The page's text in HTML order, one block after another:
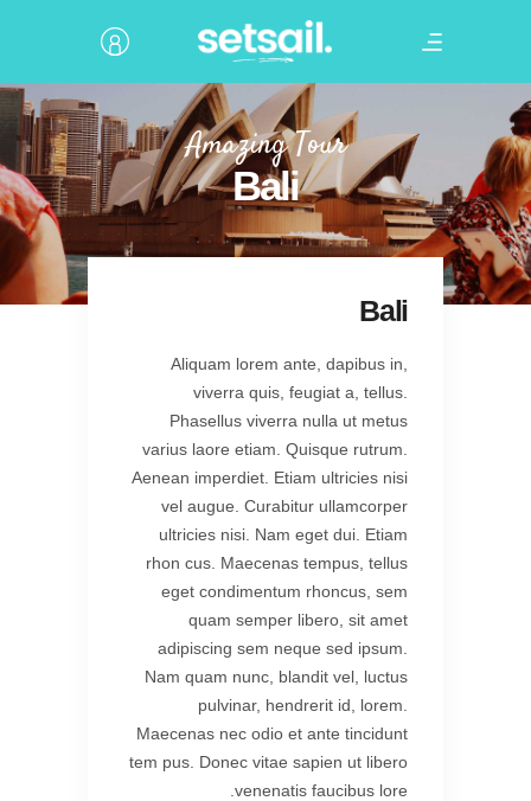
Amazing Tour
Bali
Bali
Aliquam lorem ante, dapibus in,
viverra quis, feugiat a, tellus.
Phasellus viverra nulla ut metus
varius laore etiam. Quisque rutrum.
Aenean imperdiet. Etiam ultricies nisi
vel augue. Curabitur ullamcorper
ultricies nisi. Nam eget dui. Etiam
rhon cus. Maecenas tempus, tellus
eget condimentum rhoncus, sem
quam semper libero, sit amet
adipiscing sem neque sed ipsum.
Nam quam nunc, blandit vel, luctus
pulvinar, hendrerit id, lorem.
Maecenas nec odio et ante tincidunt
tem pus. Donec vitae sapien ut libero
venenatis faucibus lore.